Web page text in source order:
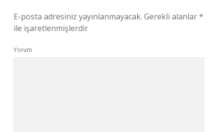
E-posta adresiniz yayınlanmayacak. Gerekli alanlar*
ile işaretlenmişlerdir
Yorum